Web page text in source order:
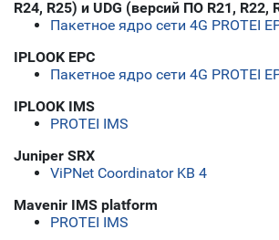
R24, R25) и UDG (версий ПО R21, R22,
Пакетное ядро сети 4G PROTEI
IPLOOK EPC
Пакетное ядро сети 4G PROTEI
IPLOOK IMS
PROTEI IMS
Juniper SRX
ViPNet Coordinator KB 4
Mavenir IMS platform
PROTEI IMS